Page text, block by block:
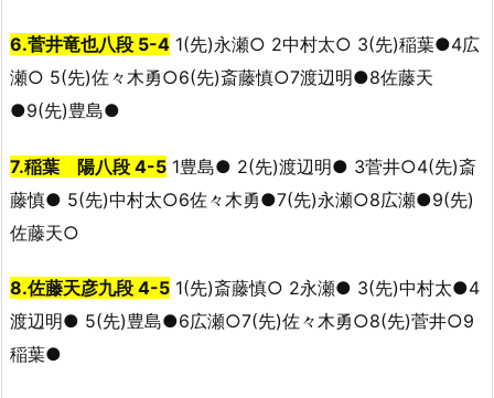
6.菅井竜也八段 5-4 1(先)永瀬○ 2中村太○ 3(先)稲葉●4広
瀬○ 5(先)佐々木勇○6(先)斎藤慎○7渡辺明●8佐藤天
●9(先)豊島●
7.稲葉 陽八段 4-5 1豊島● 2(先)渡辺明● 3菅井○4(先)斎
藤慎● 5(先)中村太○6佐々木勇●7(先)永瀬○8広瀬●9(先)
佐藤天○
8.佐藤天彦九段 4-5 1(先)斎藤慎○ 2永瀬● 3(先)中村太●4
渡辺明● 5(先)豊島●6広瀬○7(先)佐々木勇○8(先)菅井○9
稲葉●